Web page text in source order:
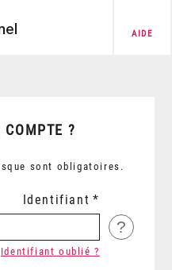
AIDE
COMPTE ?
sont obligatoires.
Identifiant
?
Identifiant oublié ?